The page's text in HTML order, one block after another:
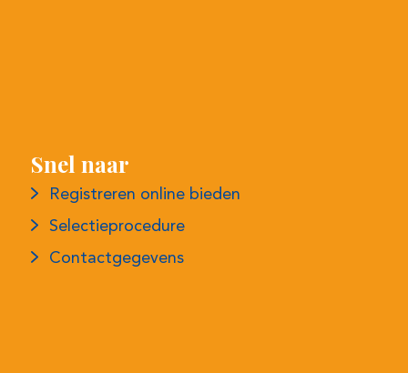
Snel naar
Registreren online bieden
Selectieprocedure
Contactgegevens